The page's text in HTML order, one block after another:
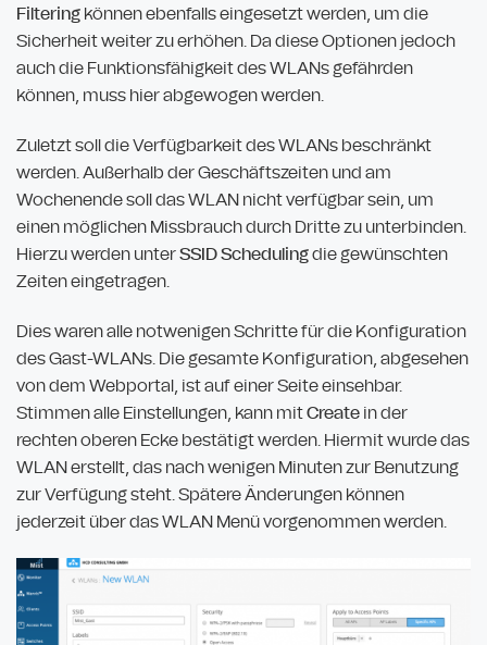
Filteringkönnen ebenfalls eingesetzt werden, um die
Sicherheit weiter zu erhöhen. Da diese Optionen jedoch
auch die Funktionsfähigkeit des WLANs gefährden
können, muss hier abgewogen werden.
Zuletzt soll die Verfügbarkeit des WLANs beschränkt
werden. Außerhalb der Geschäftszeiten und am
Wochenende soll das WLAN nicht verfügbar sein, um
einen möglichen Missbrauch durch Dritte zu unterbinden.
Hierzu werden unterSSID Schedulingdie gewünschten
Zeiten eingetragen.
Dies waren alle notwenigen Schritte für die Konfiguration
des Gast-WLANs. Die gesamte Konfiguration, abgesehen
von dem Webportal, ist auf einer Seite einsehbar.
Stimmen alle Einstellungen, kann mitCreatein der
rechten oberen Ecke bestätigt werden. Hiermit wurde das
WLAN erstellt, das nach wenigen Minuten zur Benutzung
zur Verfügung steht. Spätere Änderungen können
jederzeit über das WLAN Menü vorgenommen werden.